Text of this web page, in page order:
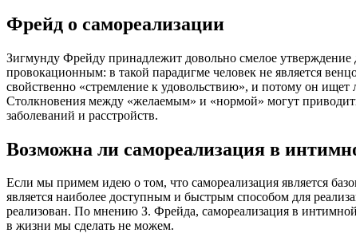
Фрейд о самореализации
Зигмунду Фрейду принадлежит довольно смелое
провокационным: в такой парадигме человек не является
свойственно «стремление к удовольствию», и потому он
Столкновения между «желаемым» и «нормой» могут
заболеваний и расстройств.
Возможна ли самореализация в
Если мы примем идею о том, что самореализация является
является наиболее доступным и быстрым способом для
реализован. По мнению З. Фрейда, самореализация в
в жизни мы сделать не можем.